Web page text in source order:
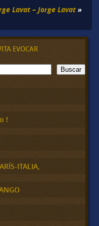
Lavat – Jorge Lavat »
EVOCAR
Buscar
!
ITALIA,